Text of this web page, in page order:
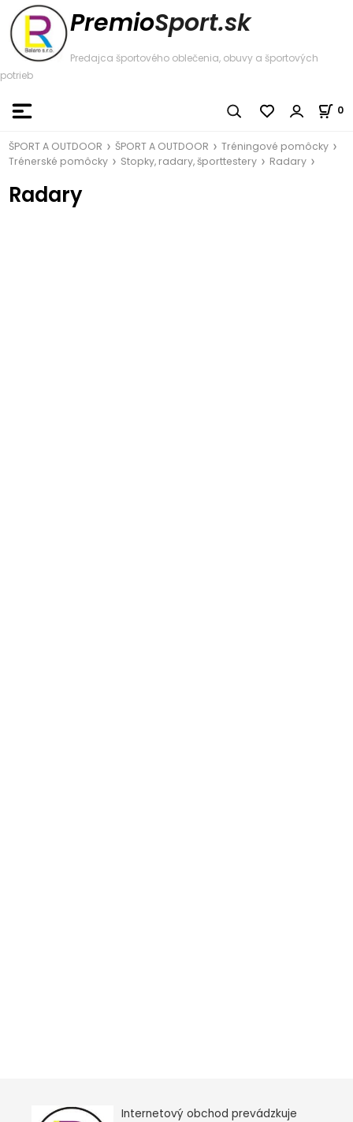
PremioSport.sk
Predajca športového oblečenia, obuvy a športových
potrieb
0
ŠPORT A OUTDOOR ŠPORT A OUTDOOR
Tréningové pomôcky
Trénerské pomôcky
Stopky, radary, športtestery Radary
Radary
Internetový obchod prevádzkuje